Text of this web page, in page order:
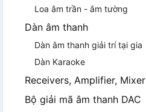
Loa âm trần - âm tường
Dàn âm thanh
Dàn âm thanh giải trí tại gia
Dàn Karaoke
Receivers, Amplifier, Mixer
Bộ giải mã âm thanh DAC